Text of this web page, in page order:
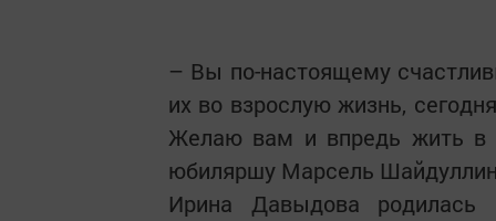
– Вы по-настоящему
их во взрослую жизнь,
Желаю вам и впредь жить в
юбиляршу Марсель
Ирина Давыдова родилась